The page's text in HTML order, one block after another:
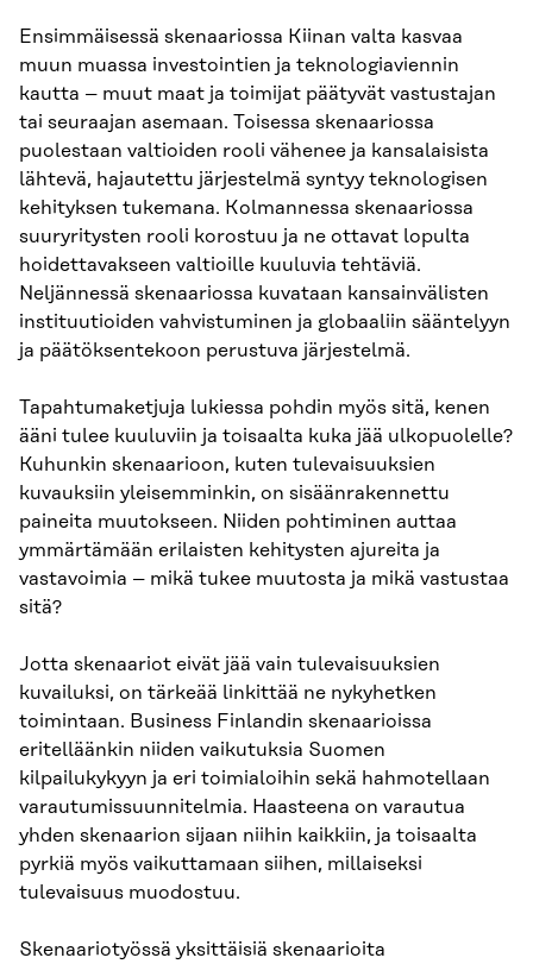
Ensimmäisessä skenaariossa Kiinan valta kasvaa
muun muassa investointien ja teknologiaviennin
kautta – muut maat ja toimijat päätyvät vastustajan
tai seuraajan asemaan. Toisessa skenaariossa
puolestaan valtioiden rooli vähenee ja kansalaisista
lähtevä, hajautettu järjestelmä syntyy teknologisen
kehityksen tukemana. Kolmannessa skenaariossa
suuryritysten rooli korostuu ja ne ottavat lopulta
hoidettavakseen valtioille kuuluvia tehtäviä.
Neljännessä skenaariossa kuvataan kansainvälisten
instituutioiden vahvistuminen ja globaaliin sääntelyyn
ja päätöksentekoon perustuva järjestelmä.
Tapahtumaketjuja lukiessa pohdin myös sitä, kenen
ääni tulee kuuluviin ja toisaalta kuka jää ulkopuolelle?
Kuhunkin skenaarioon, kuten tulevaisuuksien
kuvauksiin yleisemminkin, on sisäänrakennettu
paineita muutokseen. Niiden pohtiminen auttaa
ymmärtämään erilaisten kehitysten ajureita ja
vastavoimia – mikä tukee muutosta ja mikä vastustaa
sitä?
Jotta skenaariot eivät jää vain tulevaisuuksien
kuvailuksi, on tärkeää linkittää ne nykyhetken
toimintaan. Business Finlandin skenaarioissa
eritelläänkin niiden vaikutuksia Suomen
kilpailukykyyn ja eri toimialoihin sekä hahmotellaan
varautumissuunnitelmia. Haasteena on varautua
yhden skenaarion sijaan niihin kaikkiin, ja toisaalta
pyrkiä myös vaikuttamaan siihen, millaiseksi
tulevaisuus muodostuu.
Skenaariotyössä yksittäisiä skenaarioita